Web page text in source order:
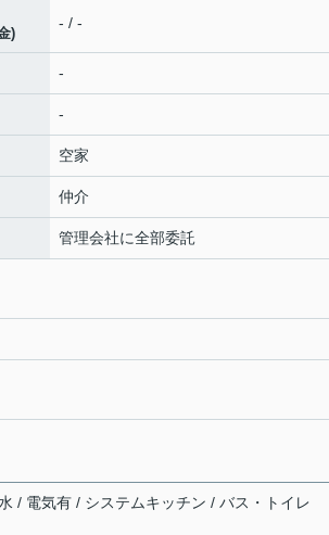
)
- / -
-
-
空家
仲介
管理会社に全部委託
/ 電気有 / システムキッチン / バス・トイレ